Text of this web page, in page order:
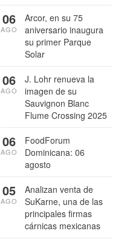
Arcor, en su 75
aniversario inaugura
su primer Parque
Solar
06
AGO
J. Lohr renueva la
imagen de su
Sauvignon Blanc
Flume Crossing 2025
06
AGO
FoodForum
Dominicana: 06
agosto
06
AGO
Analizan venta de
SuKarne, una de las
principales firmas
cárnicas mexicanas
05
AGO